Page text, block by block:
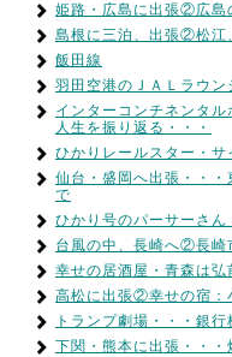
姫路・広島に出張②広島
島根に三泊、出張②松江
飯田線
羽田空港のＪＡＬラウン
インターコンチネンタ
人生を振り返る・・・
ひかりレールスター・サ
仙台・盛岡へ出張・・
で
ひかり号のパーサーさん
台風の中、長崎へ②長崎
幸せの居酒屋・青森は弘
高松に出張②幸せの宿：
トランプ劇場・・・銀
下関・熊本に出張・・・